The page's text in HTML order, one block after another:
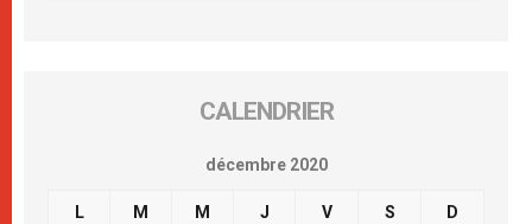
CALENDRIER
décembre 2020
L M M J V S D